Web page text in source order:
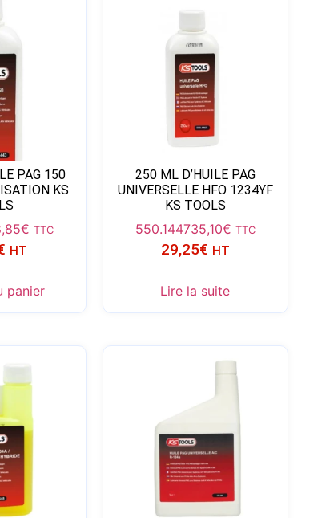
PAG 150
KS
€ TTC
HT
panier
250 ML D’HUILE PAG
UNIVERSELLE HFO 1234YF
KS TOOLS
550.144735,10€ TTC
29,25€ HT
Lire la suite